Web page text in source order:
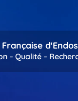
– Qualité –